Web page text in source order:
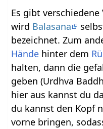
Es gibt
wird Balasana
bezeichnet. Zum
Hände hinter dem
halten, dann die
geben (Urdhva
hier aus kannst du
du kannst den Kopf
vorne bringen,